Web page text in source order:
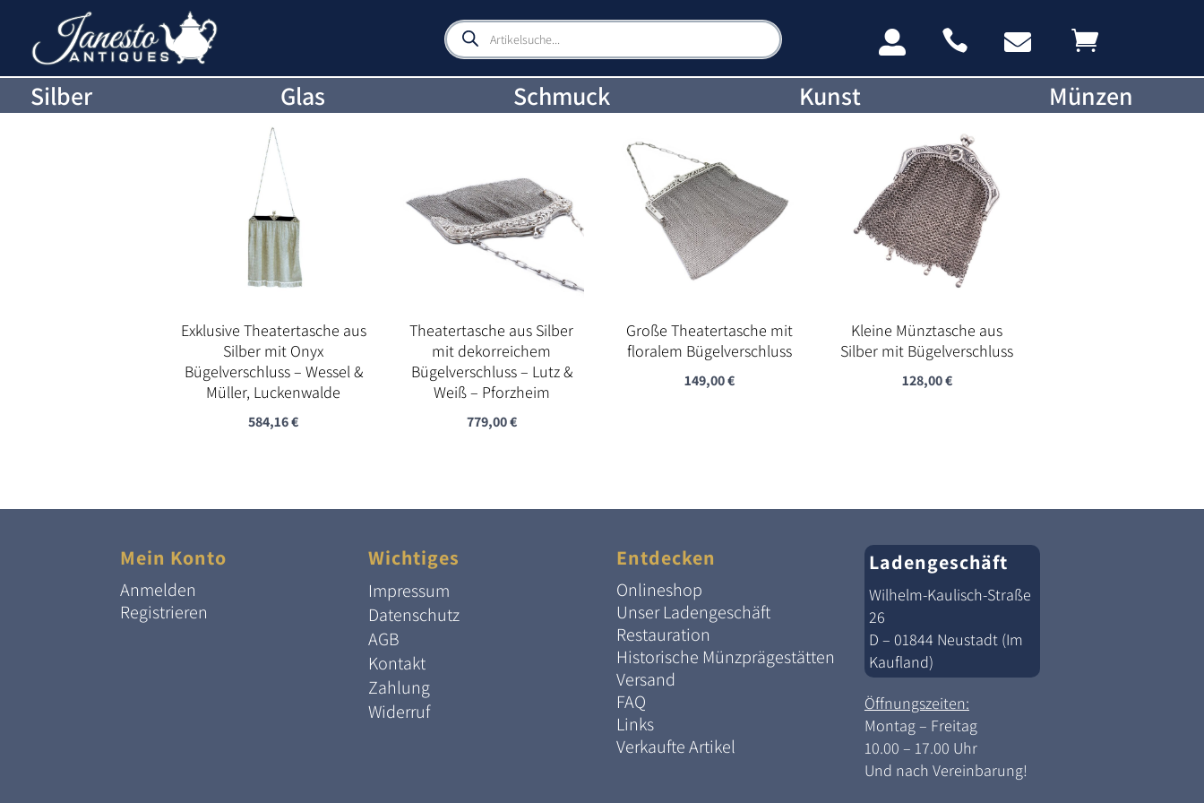
Products
search    
Silber Glas Schmuck Kunst Münzen
Exklusive Theatertasche aus
Silber mit Onyx
Bügelverschluss – Wessel &
Müller, Luckenwalde
584,16€
Theatertasche aus Silber
mit dekorreichem
Bügelverschluss – Lutz &
Weiß – Pforzheim
779,00€
Große Theatertasche mit
floralem Bügelverschluss
149,00€
Kleine Münztasche aus
Silber mit Bügelverschluss
128,00€
Mein Konto
Anmelden
Registrieren
Wichtiges
Impressum
Datenschutz
AGB
Kontakt
Zahlung
Widerruf
Entdecken
Onlineshop
Unser Ladengeschäft
Restauration
Historische Münzprägestätten
Versand
FAQ
Links
Verkaufte Artikel
Ladengeschäft
Wilhelm-Kaulisch-Straße
26
D – 01844 Neustadt (Im
Kaufland)
Öffnungszeiten:
Montag – Freitag
10.00 – 17.00 Uhr
Und nach Vereinbarung!